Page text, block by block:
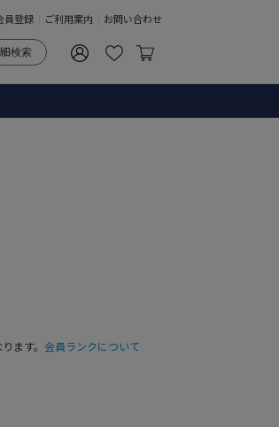
員登録 ご利用案内 お問い合わせ
検索
ます。 会員ランクについて